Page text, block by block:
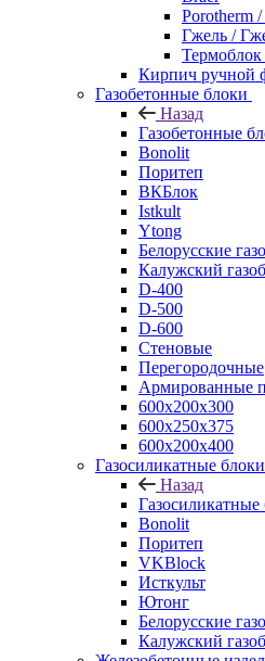
Porotherm
Гжель /
Кирпич ручной
Газобетонные блоки
Назад
Газобетонные
Bonolit
Поритеп
ВКБлок
Istkult
Ytong
Белорусские
Калужский
D-400
D-500
D-600
Стеновые
Перегородочные
Армированные
600х200х300
600х250х375
600х200х400
Газосиликатные блоки
Назад
Газосиликатные
Bonolit
Поритеп
VKBlock
Исткульт
Ютонг
Белорусские
Калужский